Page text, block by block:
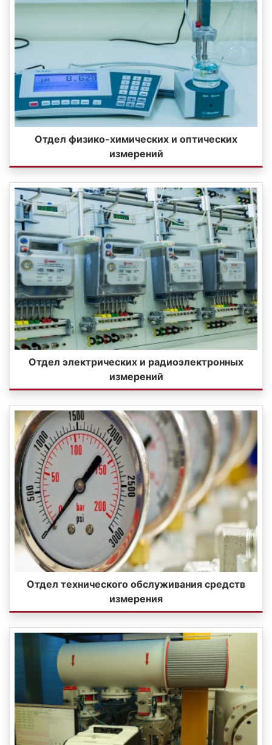
Отдел физико-химических и оптических
измерений
Отдел электрических и радиоэлектронных
измерений
Отдел технического обслуживания средств
измерения